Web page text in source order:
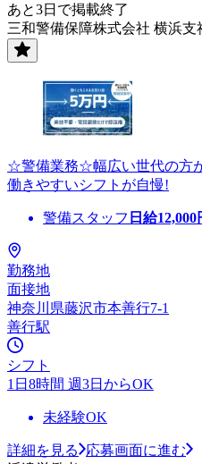
あと3日で掲載終了
三和警備保障株式会社 横浜
☆警備業務☆幅広い世代の方
働きやすいシフトが自慢!
警備スタッフ 日給12,000
勤務地
面接地
神奈川県藤沢市本善行7-1
善行駅
シフト
1日8時間 週3日からOK
未経験OK
詳細を見る
応募画面に進む